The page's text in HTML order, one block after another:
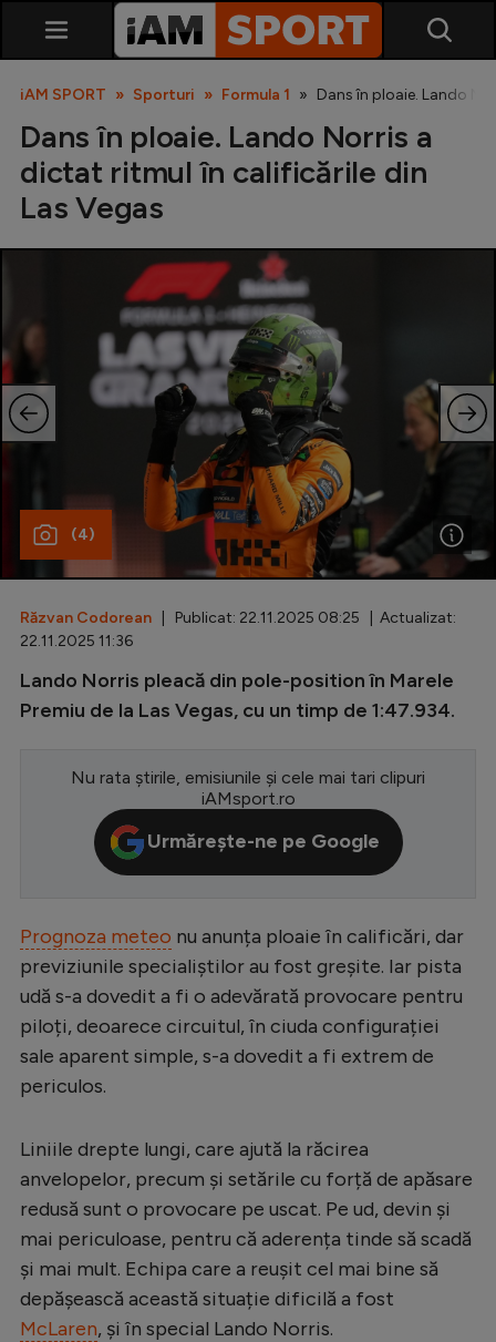
SuperLiga
Liga 2
Cupa României
Echipa Națională
Fotbal feminin
Special
Diverse
Inedit
Champions League
Conference League
Premier League
LaLiga
Serie A
Bundesliga
Campionate
Starurile fotbalului
EURO 2024
Stranieri
Clasamente
iAM SPORT Sporturi Formula 1 Dans în ploaie. Lando
Dans în ploaie. Lando Norris a
dictat ritmul în calificările din
Las Vegas
(4)
Răzvan Codorean | Publicat: 22.11.2025 08:25 | Actualizat:
22.11.2025 11:36
Lando Norris pleacă din pole-position în Marele
Premiu de la Las Vegas, cu un timp de 1:47.934.
Nu rata știrile, emisiunile și cele mai tari clipuri
iAMsport.ro
Urmărește-ne pe Google
Prognoza meteo nu anunța ploaie în calificări, dar
previziunile specialiștilor au fost greșite. Iar pista
udă s-a dovedit a fi o adevărată provocare pentru
piloți, deoarece circuitul, în ciuda configurației
sale aparent simple, s-a dovedit a fi extrem de
periculos.
Liniile drepte lungi, care ajută la răcirea
anvelopelor, precum și setările cu forță de apăsare
redusă sunt o provocare pe uscat. Pe ud, devin și
mai periculoase, pentru că aderența tinde să scadă
și mai mult. Echipa care a reușit cel mai bine să
depășească această situație dificilă a fost
McLaren, și în special Lando Norris.